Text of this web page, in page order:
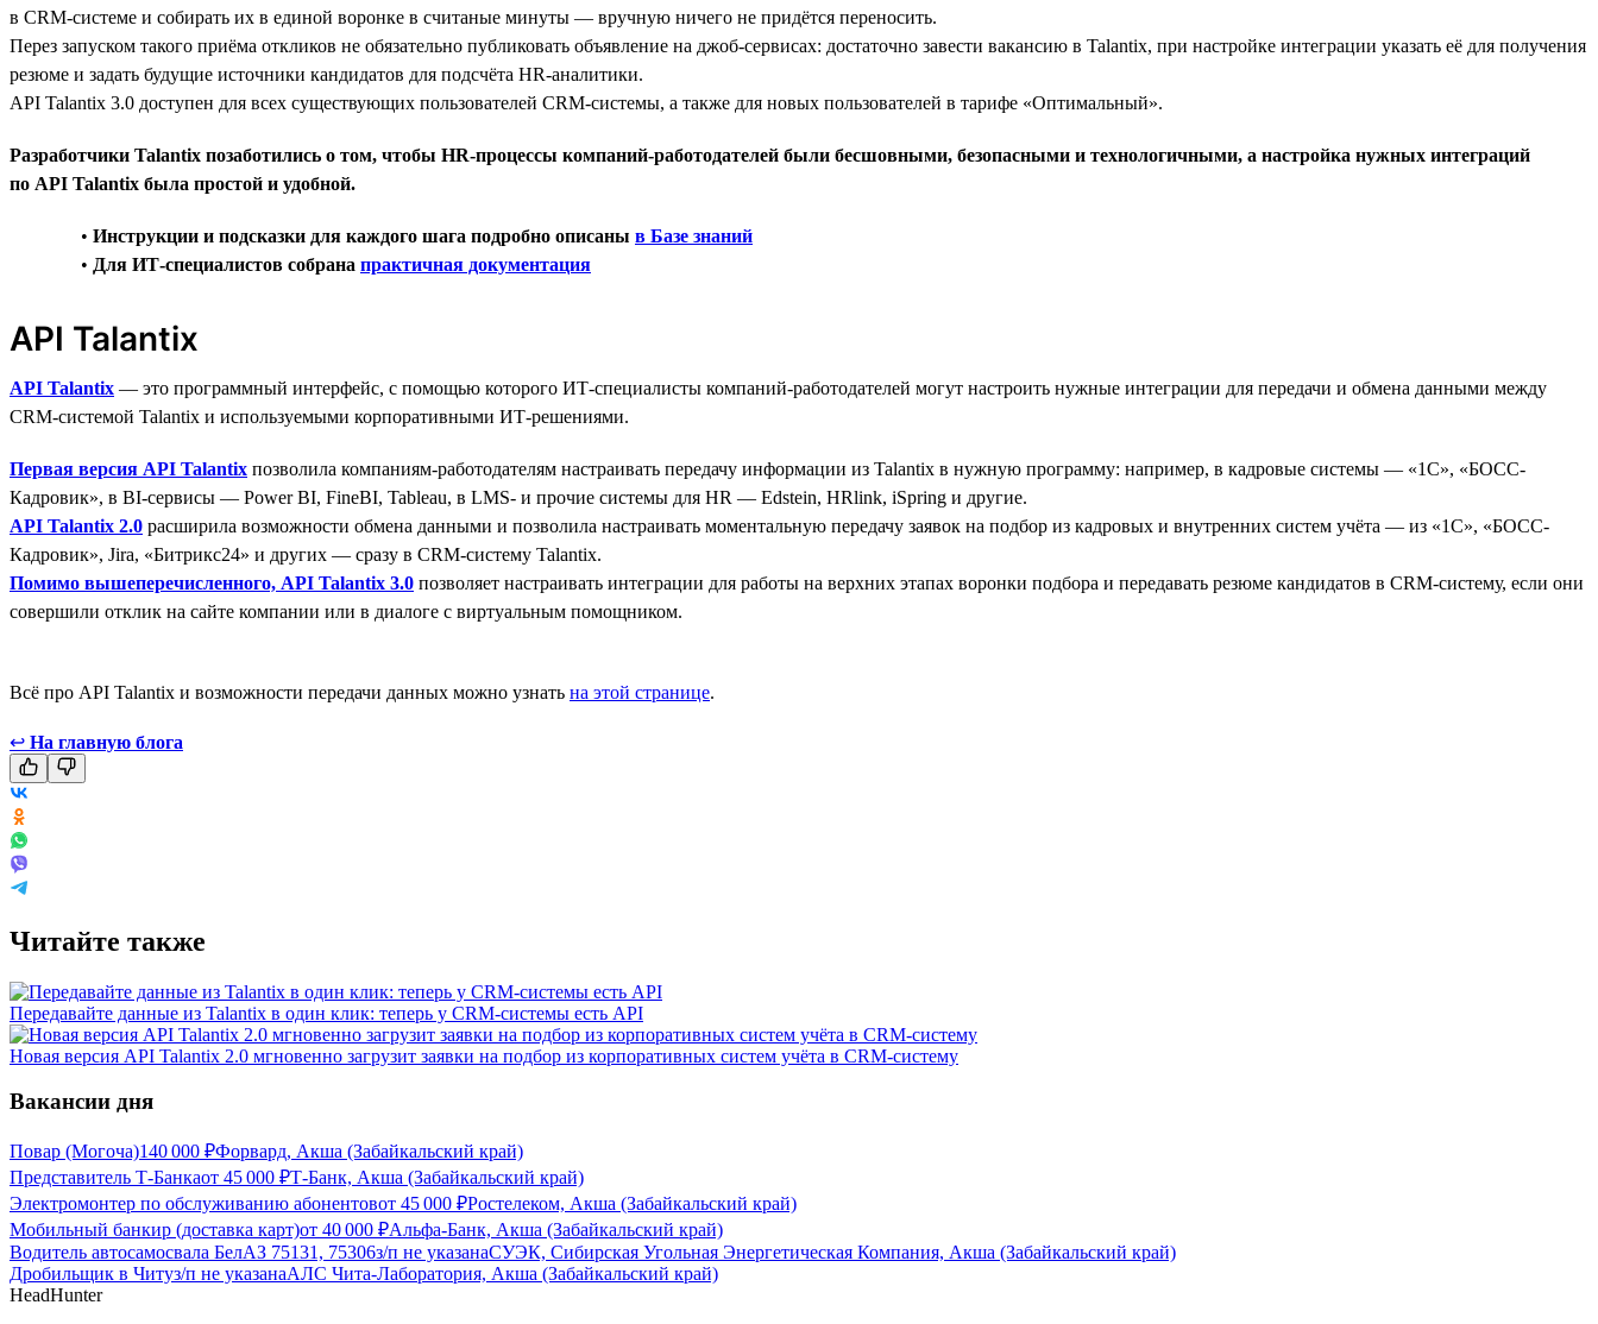
в CRM-системе и собирать их в единой воронке в считаные минуты — вручную ничего не придётся переносить.
Перез запуском такого приёма откликов не обязательно публиковать объявление на джоб-сервисах: достаточно завести вакансию в Talantix, при настройке интеграции указать её для получения
резюме и задать будущие источники кандидатов для подсчёта HR-аналитики.
API Talantix 3.0 доступен для всех существующих пользователей CRM-системы, а также для новых пользователей в тарифе «Оптимальный».
Разработчики Talantix позаботились о том, чтобы HR-процессы компаний-работодателей были бесшовными, безопасными и технологичными, а настройка нужных интеграций
по API Talantix была простой и удобной.
• Инструкции и подсказки для каждого шага подробно описаны в Базе знаний
• Для ИТ-специалистов собрана практичная документация
API Talantix
API Talantix — это программный интерфейс, с помощью которого ИТ-специалисты компаний-работодателей могут настроить нужные интеграции для передачи и обмена данными между
CRM-системой Talantix и используемыми корпоративными ИТ-решениями.
Первая версия API Talantix позволила компаниям-работодателям настраивать передачу информации из Talantix в нужную программу: например, в кадровые системы — «1С», «БОСС-
Кадровик», в BI-сервисы — Power BI, FineBI, Tableau, в LMS- и прочие системы для HR — Edstein, HRlink, iSpring и другие.
API Talantix 2.0 расширила возможности обмена данными и позволила настраивать моментальную передачу заявок на подбор из кадровых и внутренних систем учёта — из «1С», «БОСС-
Кадровик», Jira, «Битрикс24» и других — сразу в CRM-систему Talantix.
Помимо вышеперечисленного, API Talantix 3.0 позволяет настраивать интеграции для работы на верхних этапах воронки подбора и передавать резюме кандидатов в CRM-систему, если они
совершили отклик на сайте компании или в диалоге с виртуальным помощником.
Всё про API Talantix и возможности передачи данных можно узнать на этой странице.
↩ На главную блога
Читайте также
Передавайте данные из Talantix в один клик: теперь у CRM-системы есть API
Новая версия API Talantix 2.0 мгновенно загрузит заявки на подбор из корпоративных систем учёта в CRM-систему
Вакансии дня
Повар (Могоча)140 000 ₽Форвард, Акша (Забайкальский край)
Представитель Т-Банкаот 45 000 ₽Т-Банк, Акша (Забайкальский край)
Электромонтер по обслуживанию абонентовот 45 000 ₽Ростелеком, Акша (Забайкальский край)
Мобильный банкир (доставка карт)от 40 000 ₽Альфа-Банк, Акша (Забайкальский край)
Водитель автосамосвала БелАЗ 75131, 75306з/п не указанаСУЭК, Сибирская Угольная Энергетическая Компания, Акша (Забайкальский край)
Дробильщик в Читуз/п не указанаАЛС Чита-Лаборатория, Акша (Забайкальский край)
HeadHunter